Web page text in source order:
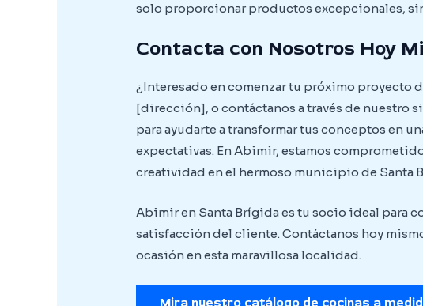
solo proporcionar productos excepcionales,
Contacta con Nosotros Hoy
¿Interesado en comenzar tu próximo proyecto
[dirección], o contáctanos a través de nuestro
para ayudarte a transformar tus conceptos en
expectativas. En Abimir, estamos
creatividad en el hermoso municipio de Santa
Abimir en Santa Brígida es tu socio ideal para
satisfacción del cliente. Contáctanos hoy
ocasión en esta maravillosa localidad.